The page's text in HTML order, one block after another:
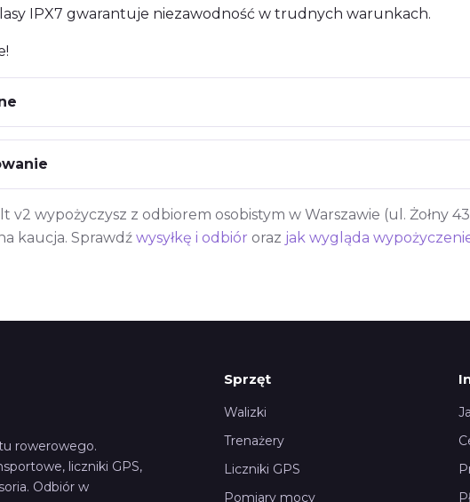
IPX7 gwarantuje niezawodność w trudnych warunkach.
v2 wypożyczysz z odbiorem osobistym w Warszawie (ul. Żołny
kaucja. Sprawdź wysyłkę i odbiór oraz jak wygląda
rowerowego.
liczniki GPS,
Odbiór w
Sprzęt
Walizki
Trenażery
Liczniki GPS
Pomiary mocy